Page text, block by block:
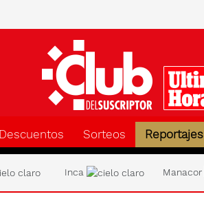
Descuentos Sorteos Reportajes
Inca Manacor